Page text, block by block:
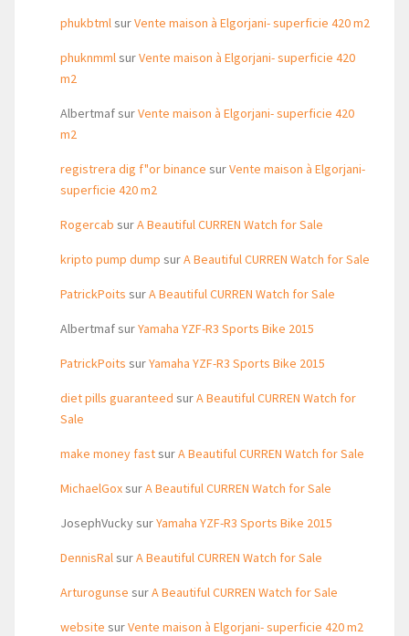
phukbtmlsurVente maison à Elgorjani- superficie 420 m2
phuknmmlsurVente maison à Elgorjani- superficie 420
m2
AlbertmafsurVente maison à Elgorjani- superficie 420
m2
registrera dig f"or binance surVente maison à Elgorjani-
superficie 420 m2
Rogercab surA Beautiful CURREN Watch for Sale
kripto pump dump surA Beautiful CURREN Watch for Sale
PatrickPoits surA Beautiful CURREN Watch for Sale
AlbertmafsurYamaha YZF-R3 Sports Bike 2015
PatrickPoits surYamaha YZF-R3 Sports Bike 2015
diet pills guaranteed surA Beautiful CURREN Watch for
Sale
make money fastsurA Beautiful CURREN Watch for Sale
MichaelGoxsurA Beautiful CURREN Watch for Sale
JosephVuckysurYamaha YZF-R3 Sports Bike 2015
DennisRalsurA Beautiful CURREN Watch for Sale
Arturogunse surA Beautiful CURREN Watch for Sale
website surVente maison à Elgorjani- superficie 420 m2